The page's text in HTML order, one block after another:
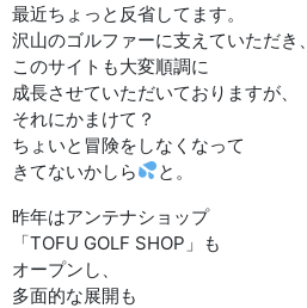
最近ちょっと反省してます。
沢山のゴルファーに支えていただき、
このサイトも大変順調に
成長させていただいておりますが、
それにかまけて？
ちょいと冒険をしなくなって
きてないかしら
と。
昨年はアンテナショップ
「TOFU GOLF SHOP」も
オープンし、
多面的な展開も